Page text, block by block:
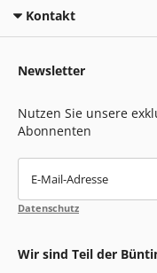
Kontakt
Newsletter
Nutzen Sie unsere
Abonnenten
E-Mail-Adresse
Datenschutz
Wir sind Teil der